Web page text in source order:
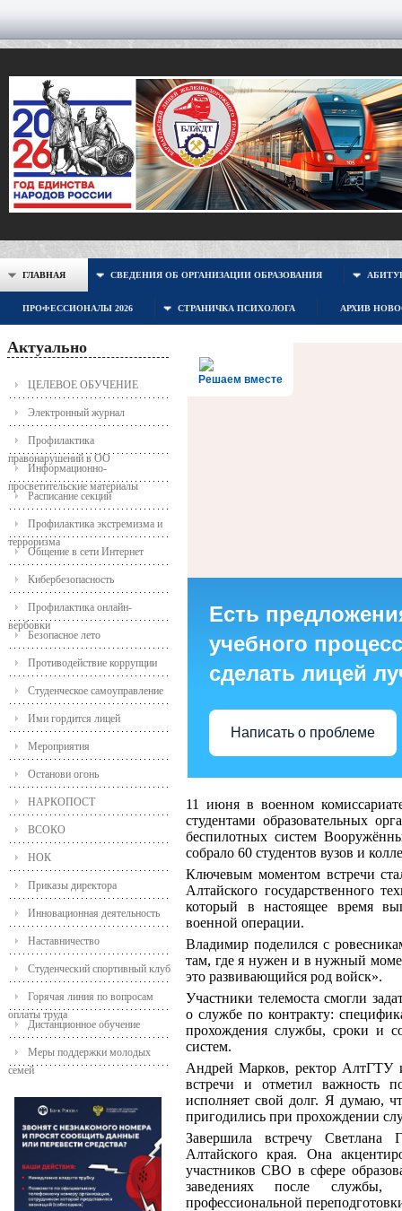
ГЛАВНАЯ СВЕДЕНИЯ ОБ ОРГАНИЗАЦИИ ОБРАЗОВАНИЯ
ПРОФЕССИОНАЛЫ 2026 СТРАНИЧКА ПСИХОЛОГА АРХИВ
Актуально
ЦЕЛЕВОЕ ОБУЧЕНИЕ
Электронный журнал
Профилактика
правонарушений в ОО
Информационно-
просветительские материалы
Расписание секций
Профилактика экстремизма и
терроризма
Общение в сети Интернет
Кибербезопасность
Профилактика онлайн-
вербовки
Безопасное лето
Противодействие коррупции
Студенческое самоуправление
Ими гордится лицей
Мероприятия
Останови огонь
НАРКОПОСТ
ВСОКО
НОК
Приказы директора
Инновационная деятельность
Наставничество
Студенческий спортивный клуб
Горячая линия по вопросам
оплаты труда
Дистанционное обучение
Меры поддержки молодых
семей
Решаем вместе
Есть
учебного
сделать лицей
Написать о проблеме
11 июня в военном
студентами образовательных
беспилотных систем
собрало 60 студентов вузов и
Ключевым моментом встречи
Алтайского государственного
который в настоящее время
военной операции.
Владимир поделился с
там, где я нужен и в нужный
это развивающийся род войск».
Участники телемоста смогли
о службе по контракту:
прохождения службы, сроки и
систем.
Андрей Марков, ректор АлтГТУ
встречи и отметил важность
исполняет свой долг. Я думаю,
пригодились при прохождении
Завершила встречу Светлана
Алтайского края. Она
участников СВО в сфере
заведениях после службы,
профессиональной